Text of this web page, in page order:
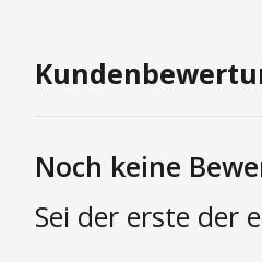
Noch keine
Sei der erste der